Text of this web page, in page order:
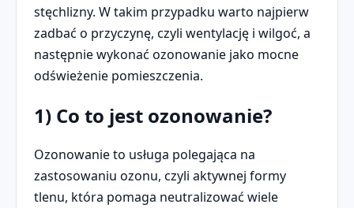
stęchlizny. W takim przypadku warto najpierw
zadbać o przyczynę, czyli wentylację i wilgoć, a
następnie wykonać ozonowanie jako mocne
odświeżenie pomieszczenia.
1) Co to jest ozonowanie?
Ozonowanie to usługa polegająca na
zastosowaniu ozonu, czyli aktywnej formy
tlenu, która pomaga neutralizować wiele